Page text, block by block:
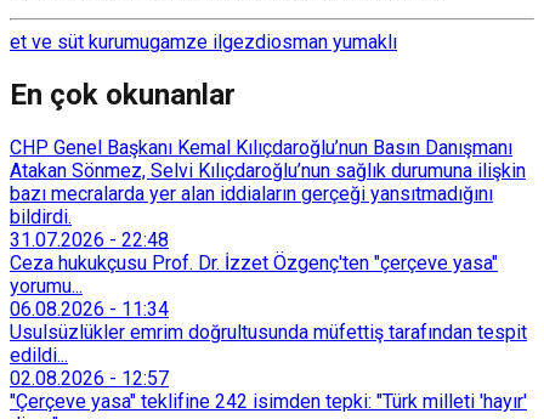
et ve süt kurumugamze ilgezdiosman yumaklı
En çok okunanlar
CHP Genel Başkanı Kemal Kılıçdaroğlu’nun Basın Danışmanı
Atakan Sönmez, Selvi Kılıçdaroğlu’nun sağlık durumuna ilişkin
bazı mecralarda yer alan iddiaların gerçeği yansıtmadığını
bildirdi.
31.07.2026 - 22:48
Ceza hukukçusu Prof. Dr. İzzet Özgenç'ten "çerçeve yasa"
yorumu...
06.08.2026 - 11:34
Usulsüzlükler emrim doğrultusunda müfettiş tarafından tespit
edildi...
02.08.2026 - 12:57
"Çerçeve yasa" teklifine 242 isimden tepki: "Türk milleti 'hayır'